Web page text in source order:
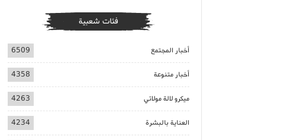
فئات شعبية
أخبار المجتمع 6509
أخبار متنوعة 4358
ميكرو لالة مولاتي 4263
العناية بالبشرة 4234